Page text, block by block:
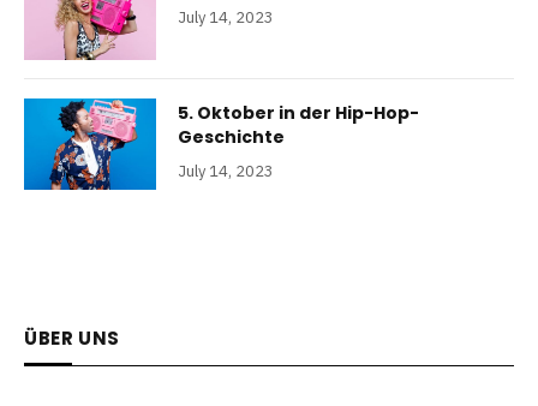
July 14, 2023
5. Oktober in der Hip-Hop-
Geschichte
July 14, 2023
ÜBER UNS